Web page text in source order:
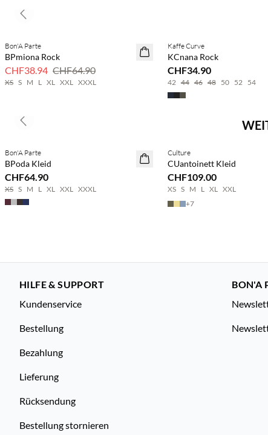
40 % Rabatt
Bon'A Parte
BPmiona Rock
CHF38.94 CHF64.90
XS S M L XL XXL XXXL
Kaffe Curve
KCnana Rock
CHF34.90
42 44 46 48 50 52 54
Previous slide
NEUHEITEN
Bon'A Parte
BPoda Kleid
CHF64.90
XS S M L XL XXL XXXL
NEUHEITEN
Kaufe mind. 2 & spare 20 %
Culture
CUantoinett Kleid
CHF109.00
XS S M L XL XXL
+7
Previous slide
HILFE & SUPPORT
Kundenservice
Bestellung
Bezahlung
Lieferung
Rücksendung
Bestellung stornieren
BON'A